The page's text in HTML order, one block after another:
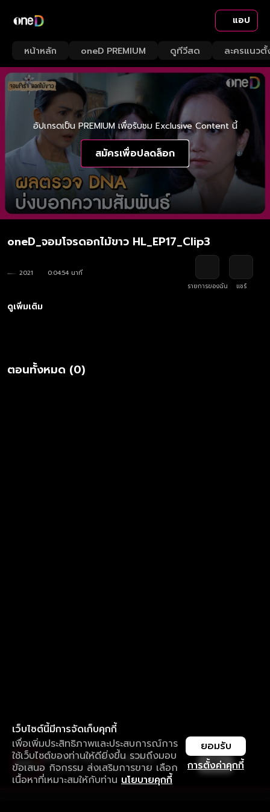
แอป
หน้าหลัก oneD PREMIUM ดูทีวีสด ละครแนวตั้
อัปเกรดเป็น PREMIUM เพื่อรับชม Exclusive Content นี้
สมัครเพื่อปลดล็อก
oneD_จอมโจรดอกไม้ขาว HL_EP17_Clip3
2021
0:04:54 นาที
รายการของฉัน
แชร์
ดูเพิ่มเติม
ตอนทั้งหมด (0)
เว็บไซต์นี้มีการจัดเก็บคุกกี้
เพื่อเพิ่มประสิทธิภาพและประสบการณ์การ
ใช้เว็บไซต์ของท่านให้ดียิ่งขึ้น รวมถึงมอบ
ข้อเสนอ กิจกรรม ส่งเสริมการขาย เลือก
เนื้อหาที่เหมาะสมให้กับท่าน นโยบายคุกกี้
การตั้งค่าคุกกี้
ยอมรับ
ใช้งานแอป ลื่นไหลกว่า ไม่มีสะดุด
ดาวน์โหลดแอปเพื่อการรับชมที่ดีกว่า เปิด